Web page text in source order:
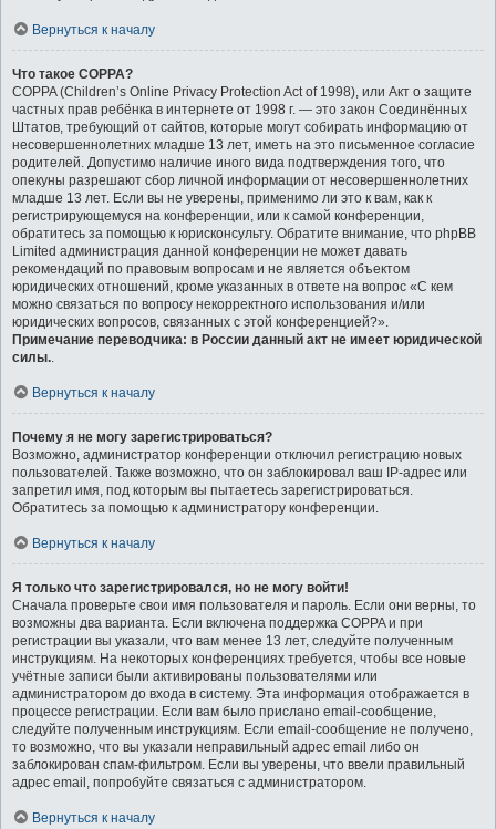
Вернуться к началу
Что такое COPPA?
COPPA (Children’s Online Privacy Protection Act of 1998), или Акт о защите
частных прав ребёнка в интернете от 1998 г. — это закон Соединённых
Штатов, требующий от сайтов, которые могут собирать информацию от
несовершеннолетних младше 13 лет, иметь на это письменное согласие
родителей. Допустимо наличие иного вида подтверждения того, что
опекуны разрешают сбор личной информации от несовершеннолетних
младше 13 лет. Если вы не уверены, применимо ли это к вам, как к
регистрирующемуся на конференции, или к самой конференции,
обратитесь за помощью к юрисконсульту. Обратите внимание, что phpBB
Limited администрация данной конференции не может давать
рекомендаций по правовым вопросам и не является объектом
юридических отношений, кроме указанных в ответе на вопрос «С кем
можно связаться по вопросу некорректного использования и/или
юридических вопросов, связанных с этой конференцией?».
Примечание переводчика: в России данный акт не имеет юридической
силы..
Вернуться к началу
Почему я не могу зарегистрироваться?
Возможно, администратор конференции отключил регистрацию новых
пользователей. Также возможно, что он заблокировал ваш IP-адрес или
запретил имя, под которым вы пытаетесь зарегистрироваться.
Обратитесь за помощью к администратору конференции.
Вернуться к началу
Я только что зарегистрировался, но не могу войти!
Сначала проверьте свои имя пользователя и пароль. Если они верны, то
возможны два варианта. Если включена поддержка COPPA и при
регистрации вы указали, что вам менее 13 лет, следуйте полученным
инструкциям. На некоторых конференциях требуется, чтобы все новые
учётные записи были активированы пользователями или
администратором до входа в систему. Эта информация отображается в
процессе регистрации. Если вам было прислано email-сообщение,
следуйте полученным инструкциям. Если email-сообщение не получено,
то возможно, что вы указали неправильный адрес email либо он
заблокирован спам-фильтром. Если вы уверены, что ввели правильный
адрес email, попробуйте связаться с администратором.
Вернуться к началу